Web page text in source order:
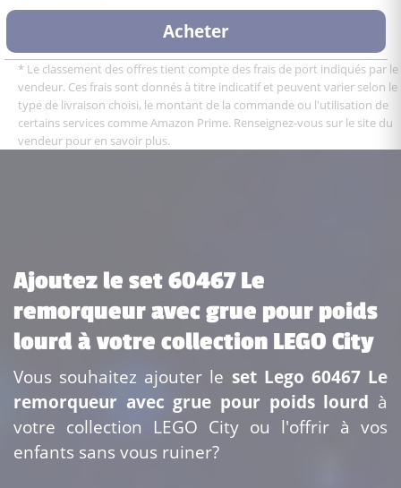
Acheter
* Le classement des offres tient compte des frais de port indiqués par le
vendeur. Ces frais sont donnés à titre indicatif et peuvent varier selon le
type de livraison choisi, le montant de la commande ou l'utilisation de
certains services comme Amazon Prime. Renseignez-vous sur le site du
vendeur pour en savoir plus.
Ajoutez le set 60467 Le
remorqueur avec grue pour poids
lourd à votre collection LEGO City
Vous souhaitez ajouter le set Lego 60467 Le
remorqueur avec grue pour poids lourd à
votre collection LEGO City ou l'offrir à vos
enfants sans vous ruiner?